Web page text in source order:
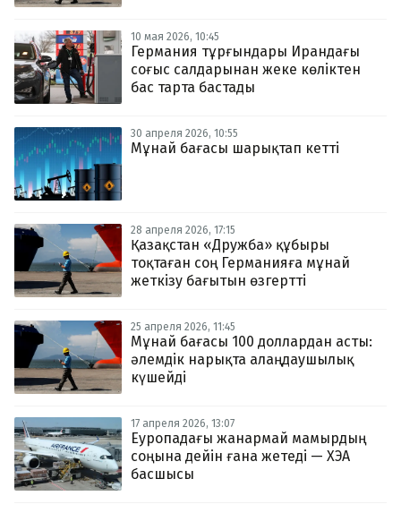
10 мая 2026, 10:45
Германия тұрғындары Ирандағы
соғыс салдарынан жеке көліктен
бас тарта бастады
30 апреля 2026, 10:55
Мұнай бағасы шарықтап кетті
28 апреля 2026, 17:15
Қазақстан «Дружба» құбыры
тоқтаған соң Германияға мұнай
жеткізу бағытын өзгертті
25 апреля 2026, 11:45
Мұнай бағасы 100 доллардан асты:
әлемдік нарықта алаңдаушылық
күшейді
17 апреля 2026, 13:07
Еуропадағы жанармай мамырдың
соңына дейін ғана жетеді — ХЭА
басшысы